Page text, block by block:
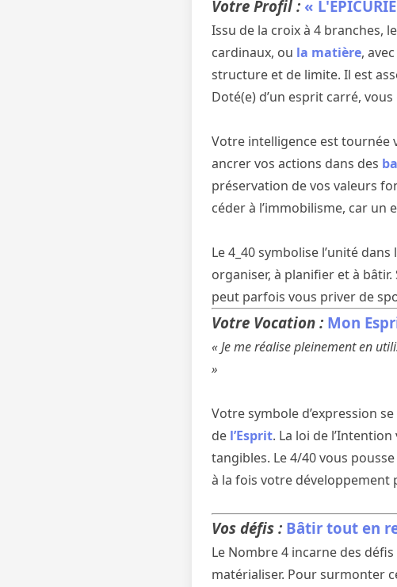
Votre Profil : «
Issu de la croix à 4 branches,
cardinaux, ou la matière,
structure et de limite. Il est
Doté(e) d’un esprit carré,
Votre intelligence est tournée
ancrer vos actions dans des
préservation de vos valeurs
céder à l’immobilisme, car
Le 4_40 symbolise l’unité
organiser, à planifier et à
peut parfois vous priver de
Votre Vocation : Mon
« Je me réalise pleinement en
»
Votre symbole d’expression
de l’Esprit. La loi de
tangibles. Le 4/40 vous pousse
à la fois votre développement
Vos défis : Bâtir tout en
Le Nombre 4 incarne des défis
matérialiser. Pour surmonter